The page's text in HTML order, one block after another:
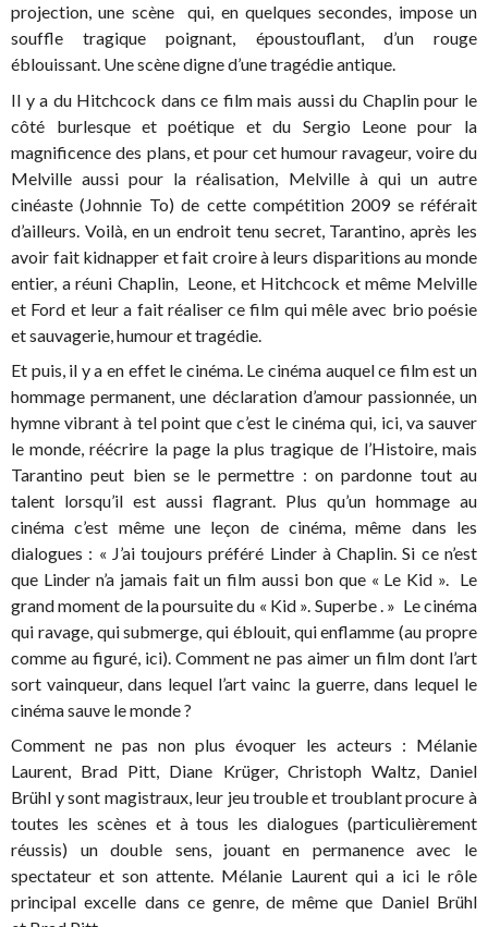
projection, une scène qui, en quelques secondes, impose un
souffle tragique poignant, époustouflant, d’un rouge
éblouissant. Une scène digne d’une tragédie antique.
Il y a du Hitchcock dans ce film mais aussi du Chaplin pour le
côté burlesque et poétique et du Sergio Leone pour la
magnificence des plans, et pour cet humour ravageur, voire du
Melville aussi pour la réalisation, Melville à qui un autre
cinéaste (Johnnie To) de cette compétition 2009 se référait
d’ailleurs. Voilà, en un endroit tenu secret, Tarantino, après les
avoir fait kidnapper et fait croire à leurs disparitions au monde
entier, a réuni Chaplin, Leone, et Hitchcock et même Melville
et Ford et leur a fait réaliser ce film qui mêle avec brio poésie
et sauvagerie, humour et tragédie.
Et puis, il y a en effet le cinéma. Le cinéma auquel ce film est un
hommage permanent, une déclaration d’amour passionnée, un
hymne vibrant à tel point que c’est le cinéma qui, ici, va sauver
le monde, réécrire la page la plus tragique de l’Histoire, mais
Tarantino peut bien se le permettre : on pardonne tout au
talent lorsqu’il est aussi flagrant. Plus qu’un hommage au
cinéma c’est même une leçon de cinéma, même dans les
dialogues : « J’ai toujours préféré Linder à Chaplin. Si ce n’est
que Linder n’a jamais fait un film aussi bon que « Le Kid ». Le
grand moment de la poursuite du « Kid ». Superbe . » Le cinéma
qui ravage, qui submerge, qui éblouit, qui enflamme (au propre
comme au figuré, ici). Comment ne pas aimer un film dont l’art
sort vainqueur, dans lequel l’art vainc la guerre, dans lequel le
cinéma sauve le monde ?
Comment ne pas non plus évoquer les acteurs : Mélanie
Laurent, Brad Pitt, Diane Krüger, Christoph Waltz, Daniel
Brühl y sont magistraux, leur jeu trouble et troublant procure à
toutes les scènes et à tous les dialogues (particulièrement
réussis) un double sens, jouant en permanence avec le
spectateur et son attente. Mélanie Laurent qui a ici le rôle
principal excelle dans ce genre, de même que Daniel Brühl